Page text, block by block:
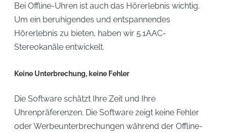
Bei Offline-Uhren ist auch das Hörerlebnis wichtig.
Um ein beruhigendes und entspannendes
Hörerlebnis zu bieten, haben wir 5.1AAC-
Stereokanäle entwickelt.
Keine Unterbrechung, keine Fehler
Die Software schätzt Ihre Zeit und Ihre
Uhrenpräferenzen. Die Software zeigt keine Fehler
oder Werbeunterbrechungen während der Offline-